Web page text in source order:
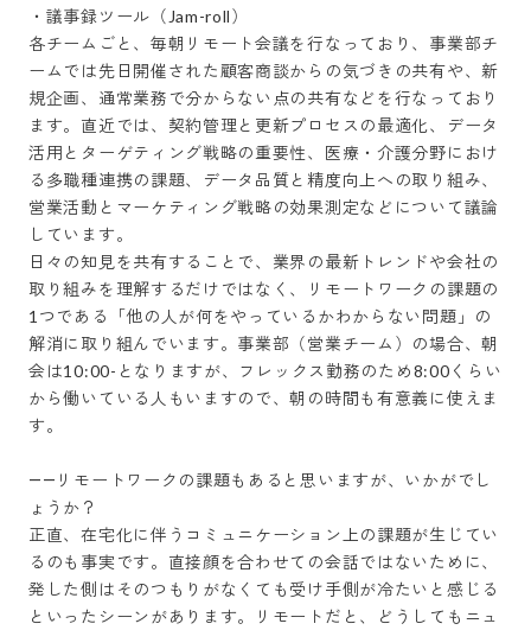
・議事録ツール（Jam-roll）
各チームごと、毎朝リモート会議を行なっており、事業部チ
ームでは先日開催された顧客商談からの気づきの共有や、新
規企画、通常業務で分からない点の共有などを行なっており
ます。直近では、契約管理と更新プロセスの最適化、データ
活用とターゲティング戦略の重要性、医療・介護分野におけ
る多職種連携の課題、データ品質と精度向上への取り組み、
営業活動とマーケティング戦略の効果測定などについて議論
しています。
日々の知見を共有することで、業界の最新トレンドや会社の
取り組みを理解するだけではなく、リモートワークの課題の
1つである「他の人が何をやっているかわからない問題」の
解消に取り組んでいます。事業部（営業チーム）の場合、朝
会は10:00-となりますが、フレックス勤務のため8:00くらい
から働いている人もいますので、朝の時間も有意義に使えま
す。
――リモートワークの課題もあると思いますが、いかがでし
ょうか？
正直、在宅化に伴うコミュニケーション上の課題が生じてい
るのも事実です。直接顔を合わせての会話ではないために、
発した側はそのつもりがなくても受け手側が冷たいと感じる
といったシーンがあります。リモートだと、どうしてもニュ